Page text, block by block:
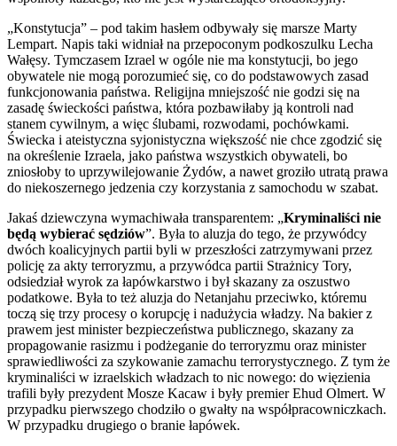
„Konstytucja” – pod takim hasłem odbywały się marsze Marty
Lempart. Napis taki widniał na przepoconym podkoszulku Lecha
Wałęsy. Tymczasem Izrael w ogóle nie ma konstytucji, bo jego
obywatele nie mogą porozumieć się, co do podstawowych zasad
funkcjonowania państwa. Religijna mniejszość nie godzi się na
zasadę świeckości państwa, która pozbawiłaby ją kontroli nad
stanem cywilnym, a więc ślubami, rozwodami, pochówkami.
Świecka i ateistyczna syjonistyczna większość nie chce zgodzić się
na określenie Izraela, jako państwa wszystkich obywateli, bo
zniosłoby to uprzywilejowanie Żydów, a nawet groziło utratą prawa
do niekoszernego jedzenia czy korzystania z samochodu w szabat.
Jakaś dziewczyna wymachiwała transparentem: „Kryminaliści nie
będą wybierać sędziów”. Była to aluzja do tego, że przywódcy
dwóch koalicyjnych partii byli w przeszłości zatrzymywani przez
policję za akty terroryzmu, a przywódca partii Strażnicy Tory,
odsiedział wyrok za łapówkarstwo i był skazany za oszustwo
podatkowe. Była to też aluzja do Netanjahu przeciwko, któremu
toczą się trzy procesy o korupcję i nadużycia władzy. Na bakier z
prawem jest minister bezpieczeństwa publicznego, skazany za
propagowanie rasizmu i podżeganie do terroryzmu oraz minister
sprawiedliwości za szykowanie zamachu terrorystycznego. Z tym że
kryminaliści w izraelskich władzach to nic nowego: do więzienia
trafili były prezydent Mosze Kacaw i były premier Ehud Olmert. W
przypadku pierwszego chodziło o gwałty na współpracowniczkach.
W przypadku drugiego o branie łapówek.